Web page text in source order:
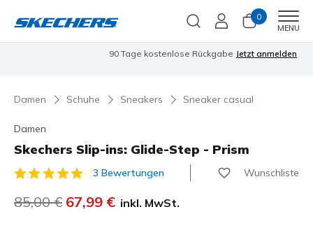
0
MENU
90 Tage kostenlose Rückgabe Jetzt anmelden
Damen Schuhe Sneakers Sneaker casual
Damen
Skechers Slip-ins: Glide-Step - Prism
4,1 von 5 Kundenbewertungen
3 Bewertungen Wunschliste
Reduziert von
85,00 € auf
67,99 € inkl. MwSt.